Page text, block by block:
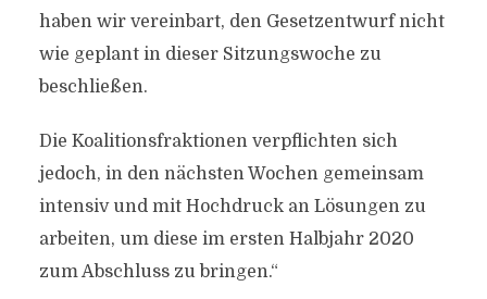
haben wir vereinbart, den Gesetzentwurf nicht
wie geplant in dieser Sitzungswoche zu
beschließen.
Die Koalitionsfraktionen verpflichten sich
jedoch, in den nächsten Wochen gemeinsam
intensiv und mit Hochdruck an Lösungen zu
arbeiten, um diese im ersten Halbjahr 2020
zum Abschluss zu bringen.“